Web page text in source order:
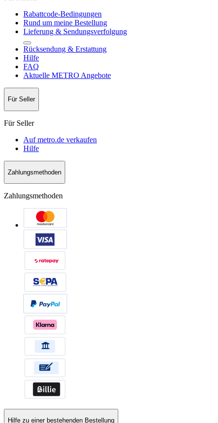
Rabattcode-Bedingungen
Rund um meine Bestellung
Lieferung & Sendungsverfolgung
Rücksendung & Erstattung
Hilfe
FAQ
Aktuelle METRO Angebote
Für Seller
Für Seller
Auf metro.de verkaufen
Hilfe
Zahlungsmethoden
Zahlungsmethoden
Hilfe zu einer bestehenden Bestellung